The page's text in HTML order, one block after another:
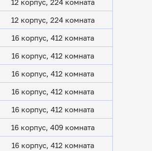
12 корпус, 224 комната
12 корпус, 224 комната
16 корпус, 412 комната
16 корпус, 412 комната
16 корпус, 412 комната
16 корпус, 412 комната
16 корпус, 412 комната
16 корпус, 409 комната
16 корпус, 412 комната